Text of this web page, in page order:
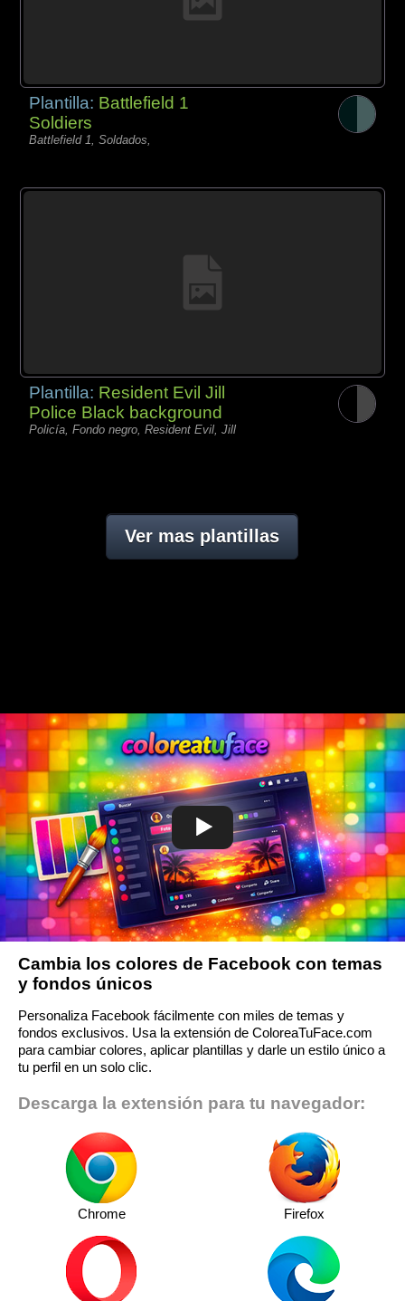
Plantilla: Battlefield 1
Soldiers
Battlefield 1, Soldados,
Plantilla: Resident Evil Jill
Police Black background
Policía, Fondo negro, Resident Evil, Jill
Ver mas plantillas
Cambia los colores de Facebook con temas
y fondos únicos
Personaliza Facebook fácilmente con miles de temas y
fondos exclusivos. Usa la extensión de ColoreaTuFace.com
para cambiar colores, aplicar plantillas y darle un estilo único a
tu perfil en un solo clic.
Descarga la extensión para tu navegador:
Chrome Firefox